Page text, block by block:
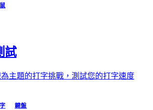
試
主題的打字挑戰，測試您的打字速度
鍵盤